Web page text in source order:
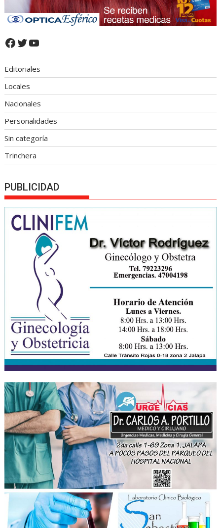
Facebook
Twitter
YouTube
Editoriales
Locales
Nacionales
Personalidades
Sin categoría
Trinchera
PUBLICIDAD